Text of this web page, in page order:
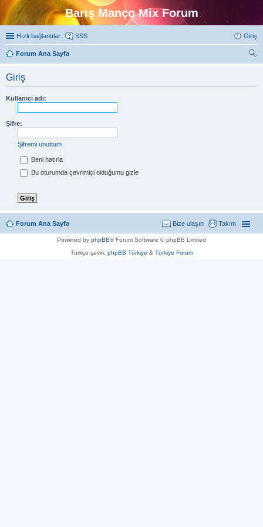
Barış Manço Mix Forum
Hızlı bağlantılar SSS Giriş
Forum Ana Sayfa
Giriş
Kullanıcı adı:
Şifre:
Şifremi unuttum
Beni hatırla
Bu oturumda çevrimiçi olduğumu gizle
Forum Ana Sayfa Takım
Bize ulaşın
Powered by phpBB® Forum Software © phpBB Limited
Türkçe çeviri: phpBB Türkiye & Türkiye Forum